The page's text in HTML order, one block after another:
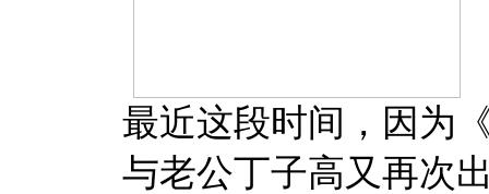
最近这段时间，因为
与老公丁子高又再次